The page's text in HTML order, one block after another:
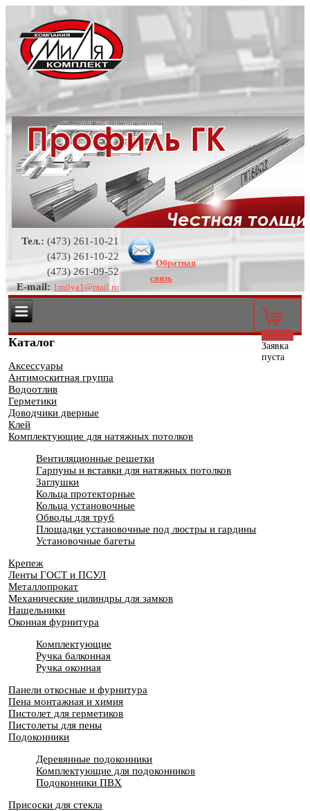
Тел.: (473) 261-10-21
(473) 261-10-22
(473) 261-09-52
E-mail: 1milya1@mail.ru
Обратная
связь
0
Заявка
пуста
Каталог
Аксессуары
Антимоскитная группа
Водоотлив
Герметики
Доводчики дверные
Клей
Комплектующие для натяжных потолков
Вентиляционные решетки
Гарпуны и вставки для натяжных потолков
Заглушки
Кольца протекторные
Кольца установочные
Обводы для труб
Площадки установочные под люстры и гардины
Установочные багеты
Крепеж
Ленты ГОСТ и ПСУЛ
Металлопрокат
Механические цилиндры для замков
Нащельники
Оконная фурнитура
Комплектующие
Ручка балконная
Ручка оконная
Панели откосные и фурнитура
Пена монтажная и химия
Пистолет для герметиков
Пистолеты для пены
Подоконники
Деревянные подоконники
Комплектующие для подоконников
Подоконники ПВХ
Присоски для стекла